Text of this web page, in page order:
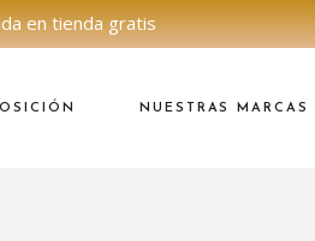
en tienda gratis
NUESTRAS MARCAS